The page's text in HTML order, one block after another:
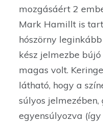
mozgásáért 2
Mark Hamillt is
hószörny
kész jelmezbe
magas volt.
látható, hogy a
súlyos
egyensúlyozva